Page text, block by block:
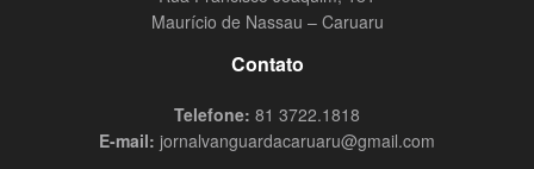
Maurício de Nassau – Caruaru
Contato
Telefone: 81 3722.1818
E-mail: jornalvanguardacaruaru@gmail.com